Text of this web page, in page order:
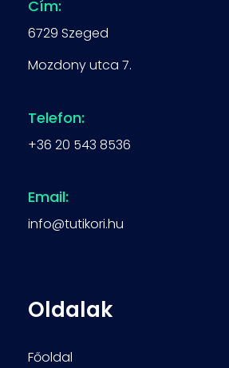
Cím:
6729 Szeged
Mozdony utca 7.
Telefon:
+36 20 543 8536
Email:
info@tutikori.hu
Oldalak
Főoldal